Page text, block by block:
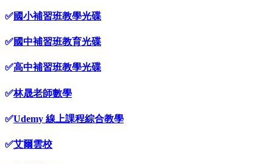
✅國小補習班教學光碟
✅國中補習班教育光碟
✅高中補習班教學光碟
✅林晟老師數學
✅Udemy 線上課程綜合教學
✅艾爾雲校